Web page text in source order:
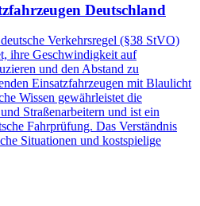
Deutschland
Verkehrsregel (§38 StVO)
ihre Geschwindigkeit auf
und den Abstand zu
Einsatzfahrzeugen mit Blaulicht
Wissen gewährleistet die
Straßenarbeitern und ist ein
Fahrprüfung. Das Verständnis
Situationen und kostspielige